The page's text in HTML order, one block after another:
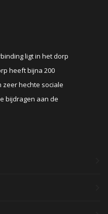
ligt in het dorp
heeft bijna 200
hechte sociale
bijdragen aan de